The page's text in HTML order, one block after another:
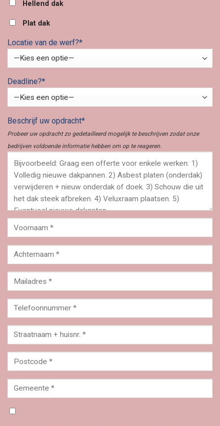
Hellend dak
Plat dak
Locatie van de werf?*
Deadline?*
Beschrijf uw opdracht*
Probeer uw opdracht zo gedetailleerd mogelijk te beschrijven zodat onze
bedrijven voldoende informatie hebben om op te reageren.